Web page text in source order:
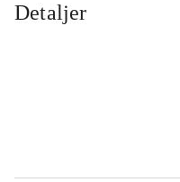
Detaljer